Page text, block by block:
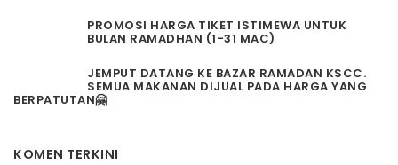
PROMOSI HARGA TIKET ISTIMEWA UNTUK
BULAN RAMADHAN (1-31 MAC)
JEMPUT DATANG KE BAZAR RAMADAN KSCC.
SEMUA MAKANAN DIJUAL PADA HARGA YANG
BERPATUTAN🤗
KOMEN TERKINI